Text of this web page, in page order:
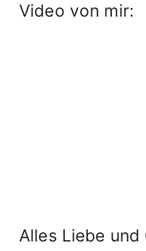
Video von mir:
Alles Liebe und